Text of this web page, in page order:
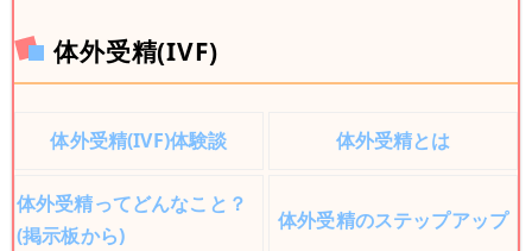
体外受精(IVF)
体外受精(IVF)体験談 体外受精とは
体外受精ってどんなこと？
(掲示板から)
体外受精のステップアップ